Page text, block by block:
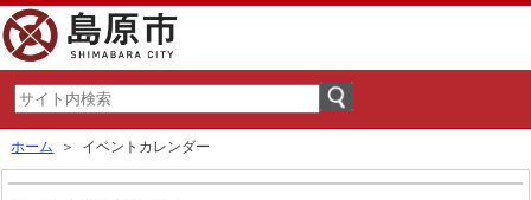
ホーム ＞ イベントカレンダー